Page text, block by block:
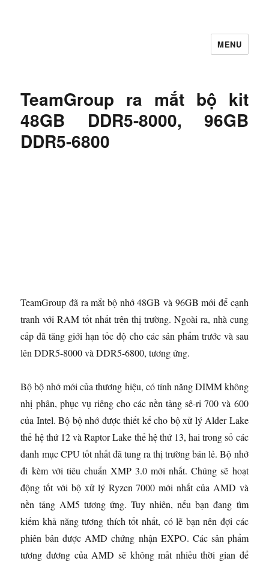
MENU
TeamGroup ra mắt bộ kit
48GB DDR5-8000, 96GB
DDR5-6800
TeamGroup đã ra mắt bộ nhớ 48GB và 96GB mới để cạnh
tranh với RAM tốt nhất trên thị trường. Ngoài ra, nhà cung
cấp đã tăng giới hạn tốc độ cho các sản phẩm trước và sau
lên DDR5-8000 và DDR5-6800, tương ứng.
Bộ bộ nhớ mới của thương hiệu, có tính năng DIMM không
nhị phân, phục vụ riêng cho các nền tảng sê-ri 700 và 600
của Intel. Bộ bộ nhớ được thiết kế cho bộ xử lý Alder Lake
thế hệ thứ 12 và Raptor Lake thế hệ thứ 13, hai trong số các
danh mục CPU tốt nhất đã tung ra thị trường bán lẻ. Bộ nhớ
đi kèm với tiêu chuẩn XMP 3.0 mới nhất. Chúng sẽ hoạt
động tốt với bộ xử lý Ryzen 7000 mới nhất của AMD và
nền tảng AM5 tương ứng. Tuy nhiên, nếu bạn đang tìm
kiếm khả năng tương thích tốt nhất, có lẽ bạn nên đợi các
phiên bản được AMD chứng nhận EXPO. Các sản phẩm
tương đương của AMD sẽ không mất nhiều thời gian để